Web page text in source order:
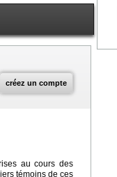
créez un compte
au cours des
témoins de ces